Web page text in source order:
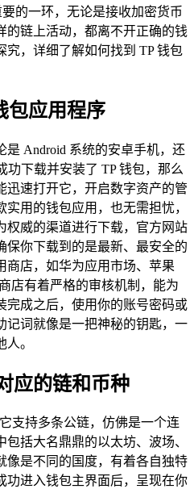
的一环，无论是接收加密货币
的链上活动，都离不开正确的钱
，详细了解如何找到 TP 钱包
包应用程序
是 Android 系统的安卓手机，还
功下载并安装了 TP 钱包，那么
迅速打开它，开启数字资产的管
用的钱包应用，也无需担忧，
权威的渠道进行下载，官方网站
保你下载到的是最新、最安全的
商店，如华为应用市场、苹果
店有着严格的审核机制，能为
完成之后，使用你的账号密码或
记词就像是一把神秘的钥匙，一
。
应的链和币种
支持多条公链，仿佛是一个连
括大名鼎鼎的以太坊、波场、
像是不同的国度，有着各自独特
功进入钱包主界面后，呈现在你